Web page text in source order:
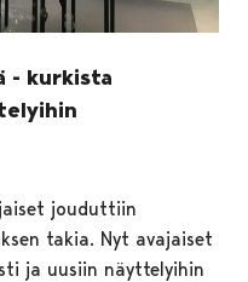
- kurkista
jouduttiin
takia. Nyt avajaiset
ja uusiin näyttelyihin